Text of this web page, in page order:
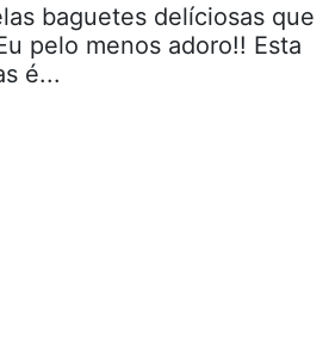
baguetes delíciosas que
pelo menos adoro!! Esta
é...